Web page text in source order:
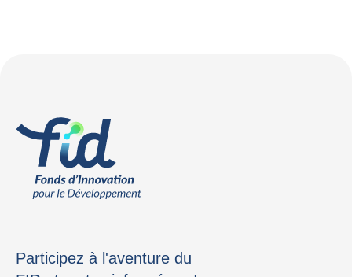
Participez à l'aventure du